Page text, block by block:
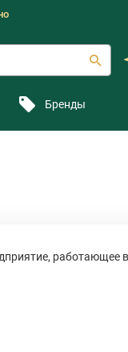
Бренды
работающее
для